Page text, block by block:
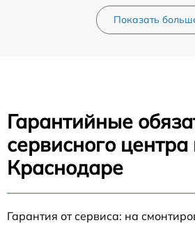
Показать
Гарантийные
сервисного центра
Краснодаре
Гарантия от сервиса: на